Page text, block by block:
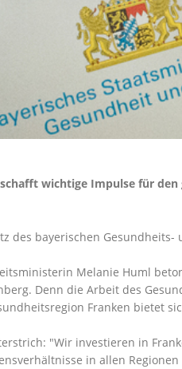
wichtige Impulse für
des bayerischen
Melanie Huml
Denn die Arbeit des
Franken bietet
"Wir investieren in
in allen